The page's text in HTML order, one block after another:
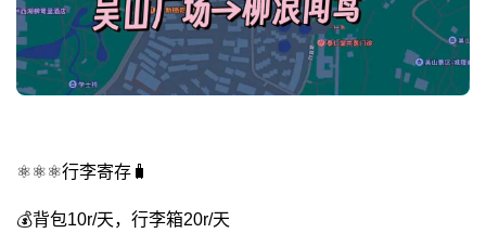
⚛️⚛️⚛️行李寄存🧳
💰背包10r/天，行李箱20r/天